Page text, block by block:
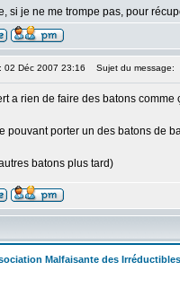
si je ne me trompe pas, pour
02 Déc 2007 23:16 Sujet du message:
a rien de faire des batons comme
pouvant porter un des batons de
batons plus tard)
Malfaisante des